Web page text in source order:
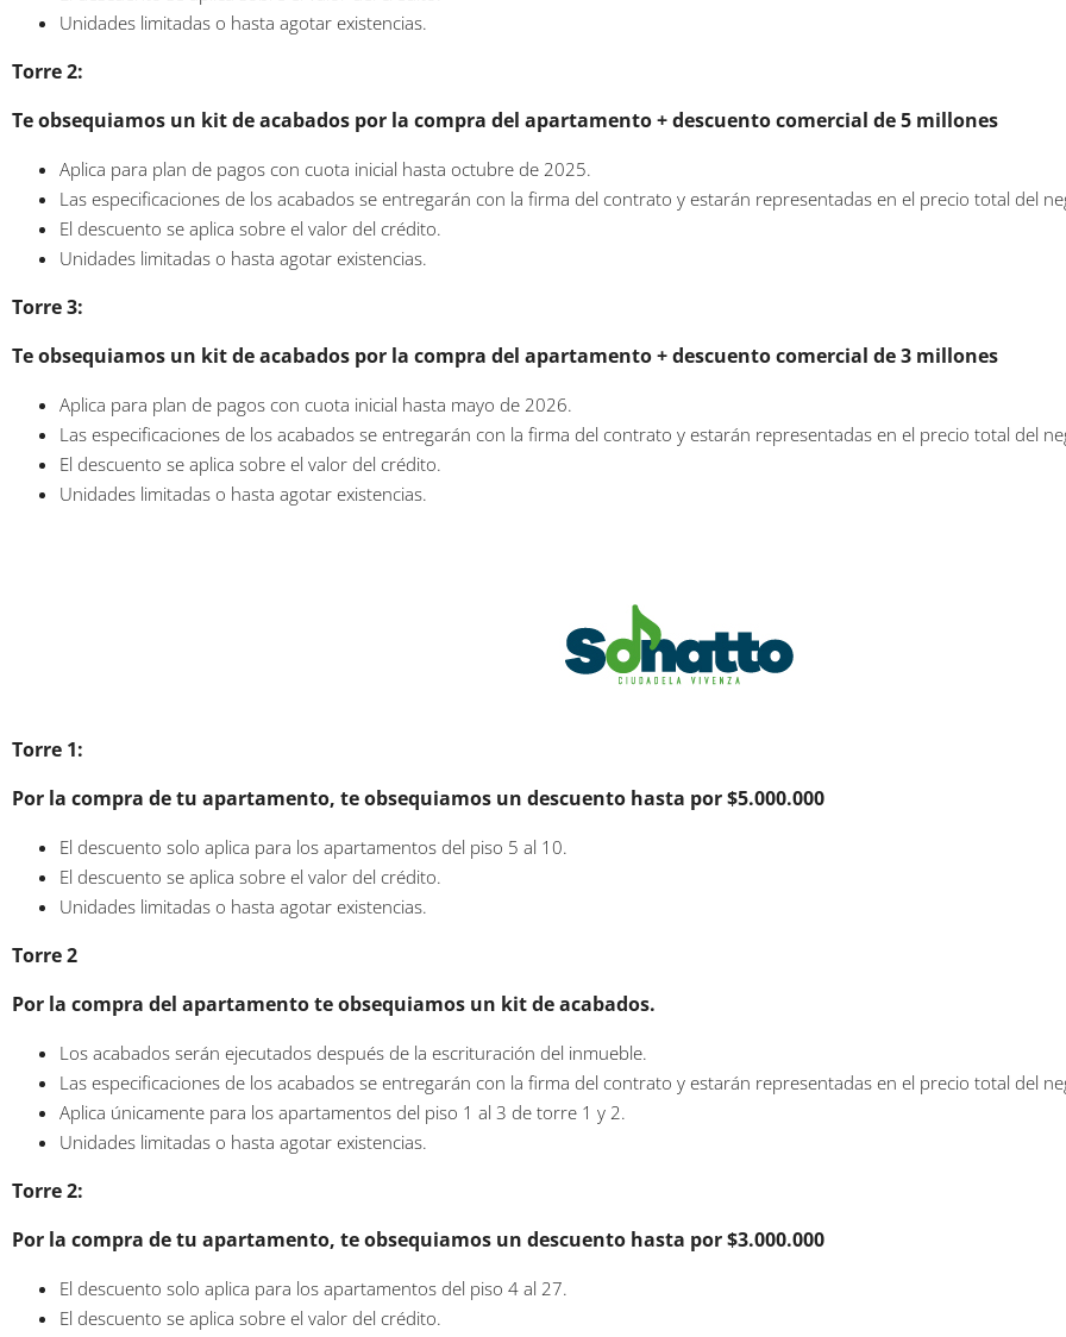
Unidades limitadas o hasta agotar existencias.
Torre 2:
Te obsequiamos un kit de acabados por la compra del apartamento + descuento comercial de 5 millones
Aplica para plan de pagos con cuota inicial hasta octubre de 2025.
Las especificaciones de los acabados se entregarán con la firma del contrato y estarán representadas en el precio total del
El descuento se aplica sobre el valor del crédito.
Unidades limitadas o hasta agotar existencias.
Torre 3:
Te obsequiamos un kit de acabados por la compra del apartamento + descuento comercial de 3 millones
Aplica para plan de pagos con cuota inicial hasta mayo de 2026.
Las especificaciones de los acabados se entregarán con la firma del contrato y estarán representadas en el precio total del
El descuento se aplica sobre el valor del crédito.
Unidades limitadas o hasta agotar existencias.
Torre 1:
Por la compra de tu apartamento, te obsequiamos un descuento hasta por $5.000.000
El descuento solo aplica para los apartamentos del piso 5 al 10.
El descuento se aplica sobre el valor del crédito.
Unidades limitadas o hasta agotar existencias.
Torre 2
Por la compra del apartamento te obsequiamos un kit de acabados.
Los acabados serán ejecutados después de la escrituración del inmueble.
Las especificaciones de los acabados se entregarán con la firma del contrato y estarán representadas en el precio total del
Aplica únicamente para los apartamentos del piso 1 al 3 de torre 1 y 2.
Unidades limitadas o hasta agotar existencias.
Torre 2:
Por la compra de tu apartamento, te obsequiamos un descuento hasta por $3.000.000
El descuento solo aplica para los apartamentos del piso 4 al 27.
El descuento se aplica sobre el valor del crédito.